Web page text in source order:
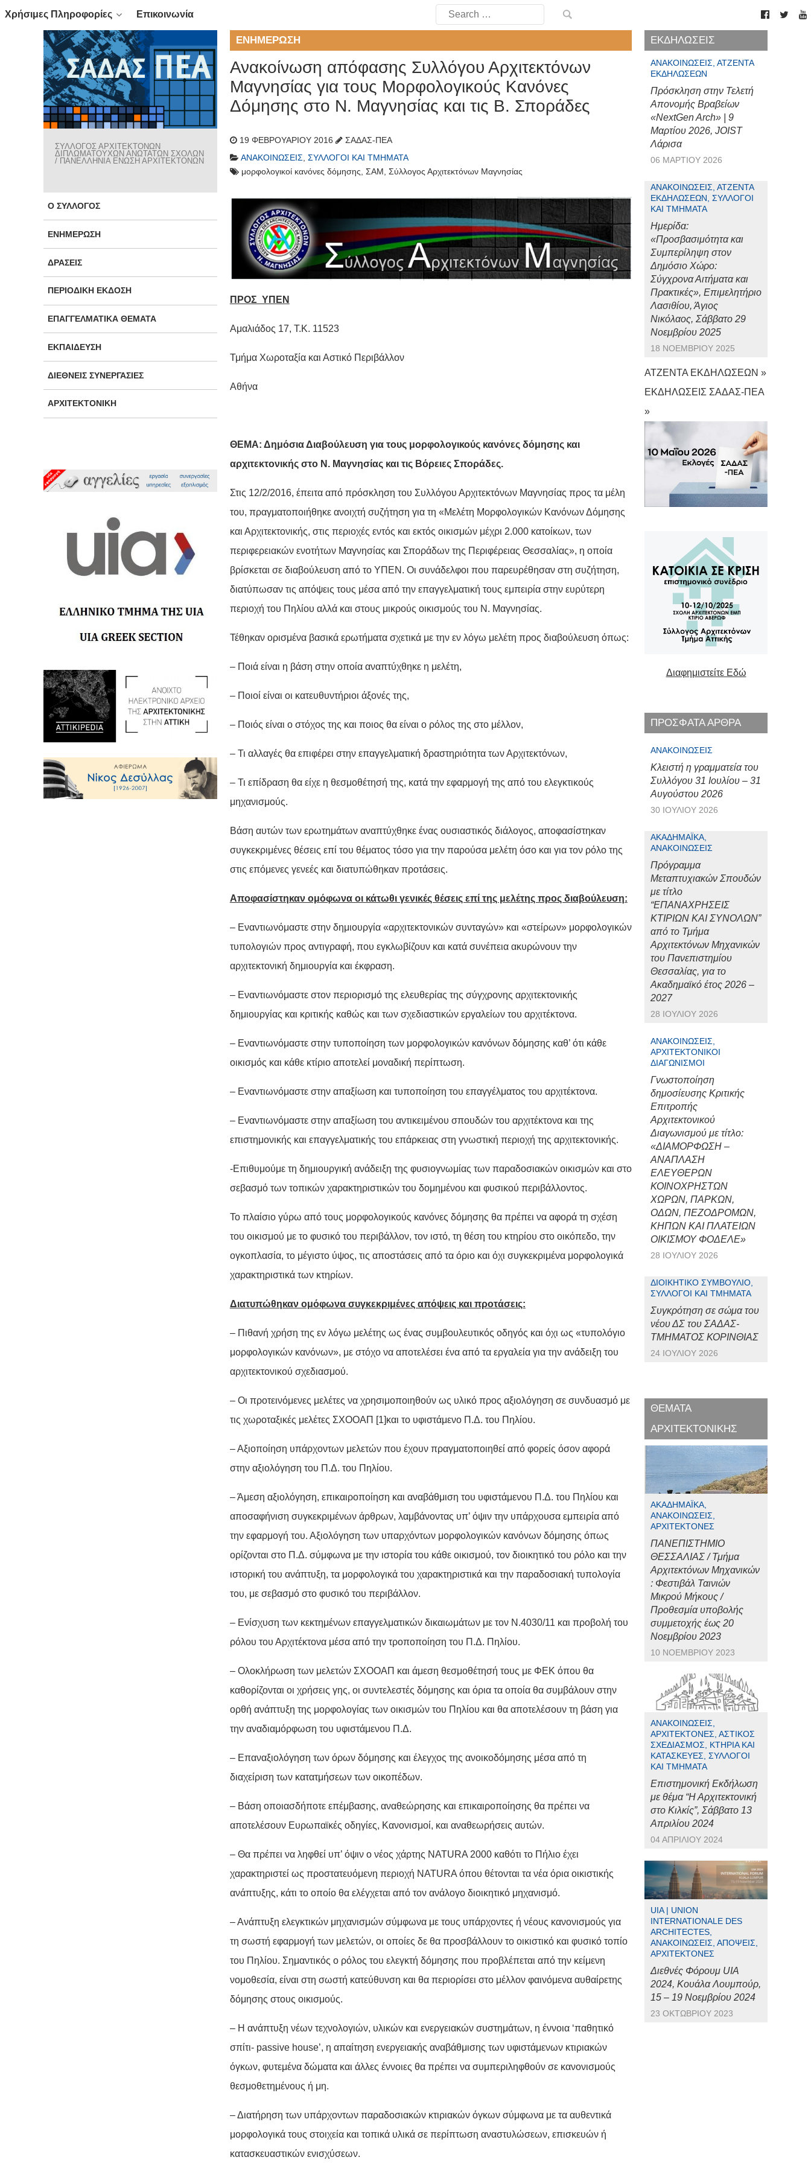
Χρήσιμες Πληροφορίες Επικοινωνία
Search
for:
ΣΥΛΛΟΓΟΣ ΑΡΧΙΤΕΚΤΟΝΩΝ
ΔΙΠΛΩΜΑΤΟΥΧΩΝ ΑΝΩΤΑΤΩΝ ΣΧΟΛΩΝ
/ ΠΑΝΕΛΛΗΝΙΑ ΕΝΩΣΗ ΑΡΧΙΤΕΚΤΟΝΩΝ
Ο ΣΎΛΛΟΓΟΣ
ΕΝΗΜΈΡΩΣΗ
ΔΡΆΣΕΙΣ
ΠΕΡΙΟΔΙΚΉ ΈΚΔΟΣΗ
ΕΠΑΓΓΕΛΜΑΤΙΚΆ ΘΈΜΑΤΑ
ΕΚΠΑΊΔΕΥΣΗ
ΔΙΕΘΝΕΊΣ ΣΥΝΕΡΓΑΣΊΕΣ
ΑΡΧΙΤΕΚΤΟΝΙΚΉ
ΕΝΗΜΈΡΩΣΗ
Ανακοίνωση απόφασης Συλλόγου Αρχιτεκτόνων
Μαγνησίας για τους Μορφολογικούς Κανόνες
Δόμησης στο Ν. Μαγνησίας και τις Β. Σποράδες
19 ΦΕΒΡΟΥΑΡΊΟΥ 2016
ΣΑΔΑΣ-ΠΕΑ
ΑΝΑΚΟΙΝΏΣΕΙΣ, ΣΎΛΛΟΓΟΙ ΚΑΙ ΤΜΉΜΑΤΑ
μορφολογικοί κανόνες δόμησης, ΣΑΜ , Σύλλογος Αρχιτεκτόνων Μαγνησίας
ΠΡΟΣ ΥΠΕΝ
Αμαλιάδος 17, Τ.Κ. 11523
Τμήμα Χωροταξία και Αστικό Περιβάλλον
Αθήνα
ΘΕΜΑ: Δημόσια Διαβούλευση για τους μορφολογικούς κανόνες δόμησης και
αρχιτεκτονικής στο Ν. Μαγνησίας και τις Βόρειες Σποράδες.
Στις 12/2/2016, έπειτα από πρόσκληση του Συλλόγου Αρχιτεκτόνων Μαγνησίας προς τα μέλη
του, πραγματοποιήθηκε ανοιχτή συζήτηση για τη «Μελέτη Μορφολογικών Κανόνων Δόμησης
και Αρχιτεκτονικής, στις περιοχές εντός και εκτός οικισμών μέχρι 2.000 κατοίκων, των
περιφερειακών ενοτήτων Μαγνησίας και Σποράδων της Περιφέρειας Θεσσαλίας», η οποία
βρίσκεται σε διαβούλευση από το ΥΠΕΝ. Οι συνάδελφοι που παρευρέθησαν στη συζήτηση,
διατύπωσαν τις απόψεις τους μέσα από την επαγγελματική τους εμπειρία στην ευρύτερη
περιοχή του Πηλίου αλλά και στους μικρούς οικισμούς του Ν. Μαγνησίας.
Τέθηκαν ορισμένα βασικά ερωτήματα σχετικά με την εν λόγω μελέτη προς διαβούλευση όπως:
– Ποιά είναι η βάση στην οποία αναπτύχθηκε η μελέτη,
– Ποιοί είναι οι κατευθυντήριοι άξονές της,
– Ποιός είναι ο στόχος της και ποιος θα είναι ο ρόλος της στο μέλλον,
– Τι αλλαγές θα επιφέρει στην επαγγελματική δραστηριότητα των Αρχιτεκτόνων,
– Τι επίδραση θα είχε η θεσμοθέτησή της, κατά την εφαρμογή της από του ελεγκτικούς
μηχανισμούς.
Βάση αυτών των ερωτημάτων αναπτύχθηκε ένας ουσιαστικός διάλογος, αποφασίστηκαν
συγκεκριμένες θέσεις επί του θέματος τόσο για την παρούσα μελέτη όσο και για τον ρόλο της
στις επόμενες γενεές και διατυπώθηκαν προτάσεις.
Αποφασίστηκαν ομόφωνα οι κάτωθι γενικές θέσεις επί της μελέτης προς διαβούλευση:
– Εναντιωνόμαστε στην δημιουργία «αρχιτεκτονικών συνταγών» και «στείρων» μορφολογικών
τυπολογιών προς αντιγραφή, που εγκλωβίζουν και κατά συνέπεια ακυρώνουν την
αρχιτεκτονική δημιουργία και έκφραση.
– Εναντιωνόμαστε στον περιορισμό της ελευθερίας της σύγχρονης αρχιτεκτονικής
δημιουργίας και κριτικής καθώς και των σχεδιαστικών εργαλείων του αρχιτέκτονα.
– Εναντιωνόμαστε στην τυποποίηση των μορφολογικών κανόνων δόμησης καθ’ ότι κάθε
οικισμός και κάθε κτίριο αποτελεί μοναδική περίπτωση.
– Εναντιωνόμαστε στην απαξίωση και τυποποίηση του επαγγέλματος του αρχιτέκτονα.
– Εναντιωνόμαστε στην απαξίωση του αντικειμένου σπουδών του αρχιτέκτονα και της
επιστημονικής και επαγγελματικής του επάρκειας στη γνωστική περιοχή της αρχιτεκτονικής.
-Επιθυμούμε τη δημιουργική ανάδειξη της φυσιογνωμίας των παραδοσιακών οικισμών και στο
σεβασμό των τοπικών χαρακτηριστικών του δομημένου και φυσικού περιβάλλοντος.
Το πλαίσιο γύρω από τους μορφολογικούς κανόνες δόμησης θα πρέπει να αφορά τη σχέση
του οικισμού με το φυσικό του περιβάλλον, τον ιστό, τη θέση του κτηρίου στο οικόπεδο, την
ογκοπλασία, το μέγιστο ύψος, τις αποστάσεις από τα όριο και όχι συγκεκριμένα μορφολογικά
χαρακτηριστικά των κτηρίων.
Διατυπώθηκαν ομόφωνα συγκεκριμένες απόψεις και προτάσεις:
– Πιθανή χρήση της εν λόγω μελέτης ως ένας συμβουλευτικός οδηγός και όχι ως «τυπολόγιο
μορφολογικών κανόνων», με στόχο να αποτελέσει ένα από τα εργαλεία για την ανάδειξη του
αρχιτεκτονικού σχεδιασμού.
– Οι προτεινόμενες μελέτες να χρησιμοποιηθούν ως υλικό προς αξιολόγηση σε συνδυασμό με
τις χωροταξικές μελέτες ΣΧΟOΑΠ [1]και το υφιστάμενο Π.Δ. του Πηλίου.
– Αξιοποίηση υπάρχοντων μελετών που έχουν πραγματοποιηθεί από φορείς όσον αφορά
στην αξιολόγηση του Π.Δ. του Πηλίου.
– Άμεση αξιολόγηση, επικαιροποίηση και αναβάθμιση του υφιστάμενου Π.Δ. του Πηλίου και
αποσαφήνιση συγκεκριμένων άρθρων, λαμβάνοντας υπ’ όψιν την υπάρχουσα εμπειρία από
την εφαρμογή του. Αξιολόγηση των υπαρχόντων μορφολογικών κανόνων δόμησης όπως
ορίζονται στο Π.Δ. σύμφωνα με την ιστορία του κάθε οικισμού, τον διοικητικό του ρόλο και την
ιστορική του ανάπτυξη, τα μορφολογικά του χαρακτηριστικά και την παραδοσιακή τυπολογία
του, με σεβασμό στο φυσικό του περιβάλλον.
– Ενίσχυση των κεκτημένων επαγγελματικών δικαιωμάτων με τον Ν.4030/11 και προβολή του
ρόλου του Αρχιτέκτονα μέσα από την τροποποίηση του Π.Δ. Πηλίου.
– Ολοκλήρωση των μελετών ΣΧΟOΑΠ και άμεση θεσμοθέτησή τους με ΦΕΚ όπου θα
καθορίζονται οι χρήσεις γης, οι συντελεστές δόμησης και όρια τα οποία θα συμβάλουν στην
ορθή ανάπτυξη της μορφολογίας των οικισμών του Πηλίου και θα αποτελέσουν τη βάση για
την αναδιαμόρφωση του υφιστάμενου Π.Δ.
– Επαναξιολόγηση των όρων δόμησης και έλεγχος της ανοικοδόμησης μέσα από τη
διαχείριση των κατατμήσεων των οικοπέδων.
– Βάση οποιασδήποτε επέμβασης, αναθεώρησης και επικαιροποίησης θα πρέπει να
αποτελέσουν Ευρωπαϊκές οδηγίες, Κανονισμοί, και αναθεωρήσεις αυτών.
– Θα πρέπει να ληφθεί υπ’ όψιν ο νέος χάρτης ΝATURA 2000 καθότι το Πήλιο έχει
χαρακτηριστεί ως προστατευόμενη περιοχή NATURA όπου θέτονται τα νέα όρια οικιστικής
ανάπτυξης, κάτι το οποίο θα ελέγχεται από τον ανάλογο διοικητικό μηχανισμό.
– Ανάπτυξη ελεγκτικών μηχανισμών σύμφωνα με τους υπάρχοντες ή νέους κανονισμούς για
τη σωστή εφαρμογή των μελετών, οι οποίες δε θα προσβάλλουν το οικιστικό και φυσικό τοπίο
του Πηλίου. Σημαντικός ο ρόλος του ελεγκτή δόμησης που προβλέπεται από την κείμενη
νομοθεσία, είναι στη σωστή κατεύθυνση και θα περιορίσει στο μέλλον φαινόμενα αυθαίρετης
δόμησης στους οικισμούς.
– Η ανάπτυξη νέων τεχνολογιών, υλικών και ενεργειακών συστημάτων, η έννοια ‘παθητικό
σπίτι- passive house’, η απαίτηση ενεργειακής αναβάθμισης των υφιστάμενων κτιριακών
όγκων, φυτεμένα δώματα και άλλες έννοιες θα πρέπει να συμπεριληφθούν σε κανονισμούς
θεσμοθετημένους ή μη.
– Διατήρηση των υπάρχοντων παραδοσιακών κτιριακών όγκων σύμφωνα με τα αυθεντικά
μορφολογικά τους στοιχεία και τοπικά υλικά σε περίπτωση αναστυλώσεων, επισκευών ή
κατασκευαστικών ενισχύσεων.
ΕΚΔΗΛΩΣΕΙΣ
ΑΝΑΚΟΙΝΏΣΕΙΣ, ΑΤΖΈΝΤΑ
ΕΚΔΗΛΏΣΕΩΝ
Πρόσκληση στην Τελετή
Απονομής Βραβείων
«NextGen Arch» | 9
Μαρτίου 2026, JOIST
Λάρισα
06 ΜΑΡΤΊΟΥ 2026
ΑΝΑΚΟΙΝΏΣΕΙΣ, ΑΤΖΈΝΤΑ
ΕΚΔΗΛΏΣΕΩΝ, ΣΎΛΛΟΓΟΙ
ΚΑΙ ΤΜΉΜΑΤΑ
Ημερίδα:
«Προσβασιμότητα και
Συμπερίληψη στον
Δημόσιο Χώρο:
Σύγχρονα Αιτήματα και
Πρακτικές», Επιμελητήριο
Λασιθίου, Άγιος
Νικόλαος, Σάββατο 29
Νοεμβρίου 2025
18 ΝΟΕΜΒΡΊΟΥ 2025
ΑΤΖΕΝΤΑ ΕΚΔΗΛΩΣΕΩΝ »
ΕΚΔΗΛΩΣΕΙΣ ΣΑΔΑΣ-ΠΕΑ
»
Διαφημιστείτε Εδώ
ΠΡΟΣΦΑΤΑ ΑΡΘΡΑ
ΑΝΑΚΟΙΝΏΣΕΙΣ
Κλειστή η γραμματεία του
Συλλόγου 31 Ιουλίου – 31
Αυγούστου 2026
30 ΙΟΥΛΊΟΥ 2026
ΑΚΑΔΗΜΑΪΚΆ,
ΑΝΑΚΟΙΝΏΣΕΙΣ
Πρόγραμμα
Μεταπτυχιακών Σπουδών
με τίτλο
“ΕΠΑΝΑΧΡΗΣΕΙΣ
ΚΤΙΡΙΩΝ ΚΑΙ ΣΥΝΟΛΩΝ”
από το Τμήμα
Αρχιτεκτόνων Μηχανικών
του Πανεπιστημίου
Θεσσαλίας, για το
Ακαδημαϊκό έτος 2026 –
2027
28 ΙΟΥΛΊΟΥ 2026
ΑΝΑΚΟΙΝΏΣΕΙΣ,
ΑΡΧΙΤΕΚΤΟΝΙΚΟΊ
ΔΙΑΓΩΝΙΣΜΟΊ
Γνωστοποίηση
δημοσίευσης Κριτικής
Επιτροπής
Αρχιτεκτονικού
Διαγωνισμού με τίτλο:
«ΔΙΑΜΟΡΦΩΣΗ –
ΑΝΑΠΛΑΣΗ
ΕΛΕΥΘΕΡΩΝ
ΚΟΙΝΟΧΡΗΣΤΩΝ
ΧΩΡΩΝ, ΠΑΡΚΩΝ,
ΟΔΩΝ, ΠΕΖΟΔΡΟΜΩΝ,
ΚΗΠΩΝ ΚΑΙ ΠΛΑΤΕΙΩΝ
ΟΙΚΙΣΜΟΥ ΦΟΔΕΛΕ»
28 ΙΟΥΛΊΟΥ 2026
ΔΙΟΙΚΗΤΙΚΌ ΣΥΜΒΟΎΛΙΟ,
ΣΎΛΛΟΓΟΙ ΚΑΙ ΤΜΉΜΑΤΑ
Συγκρότηση σε σώμα του
νέου ΔΣ του ΣΑΔΑΣ-
ΤΜΗΜΑΤΟΣ ΚΟΡΙΝΘΙΑΣ
24 ΙΟΥΛΊΟΥ 2026
ΘΕΜΑΤΑ
ΑΡΧΙΤΕΚΤΟΝΙΚΗΣ
ΑΚΑΔΗΜΑΪΚΆ,
ΑΝΑΚΟΙΝΏΣΕΙΣ,
ΑΡΧΙΤΈΚΤΟΝΕΣ
ΠΑΝΕΠΙΣΤΗΜΙΟ
ΘΕΣΣΑΛΙΑΣ / Τμήμα
Αρχιτεκτόνων Μηχανικών
: Φεστιβάλ Ταινιών
Μικρού Μήκους /
Προθεσμία υποβολής
συμμετοχής έως 20
Νοεμβρίου 2023
10 ΝΟΕΜΒΡΊΟΥ 2023
ΑΝΑΚΟΙΝΏΣΕΙΣ,
ΑΡΧΙΤΈΚΤΟΝΕΣ, ΑΣΤΙΚΌΣ
ΣΧΕΔΙΑΣΜΌΣ, ΚΤΉΡΙΑ ΚΑΙ
ΚΑΤΑΣΚΕΥΈΣ, ΣΎΛΛΟΓΟΙ
ΚΑΙ ΤΜΉΜΑΤΑ
Επιστημονική Εκδήλωση
με θέμα “Η Αρχιτεκτονική
στο Κιλκίς”, Σάββατο 13
Απριλίου 2024
04 ΑΠΡΙΛΊΟΥ 2024
UIA | UNION
INTERNATIONALE DES
ARCHITECTES,
ΑΝΑΚΟΙΝΏΣΕΙΣ, ΑΠΌΨΕΙΣ,
ΑΡΧΙΤΈΚΤΟΝΕΣ
Διεθνές Φόρουμ UIA
2024, Κουάλα Λουμπούρ,
15 – 19 Νοεμβρίου 2024
23 ΟΚΤΩΒΡΊΟΥ 2023